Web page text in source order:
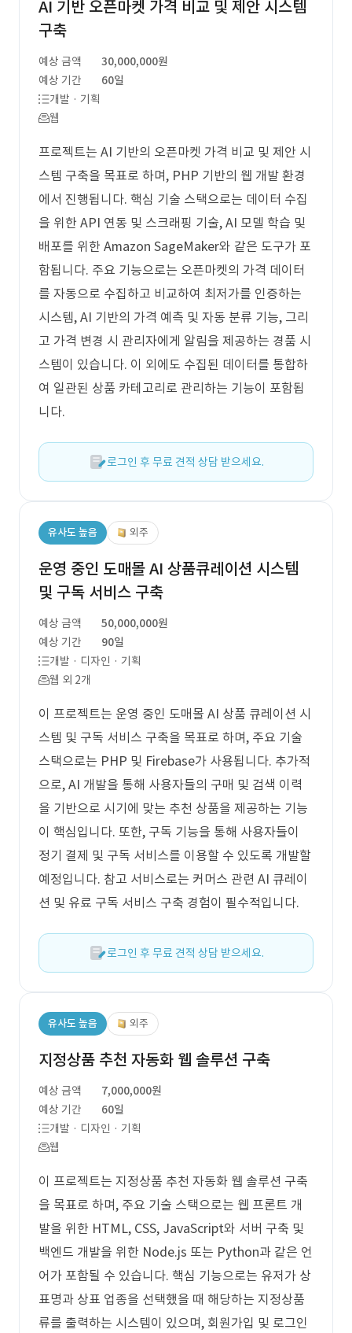
AI 기반 오픈마켓 가격 비교 및 제안 시스템
구축
예상 금액
30,000,000원
예상 기간
60일
개발 · 기획
웹
프로젝트는 AI 기반의 오픈마켓 가격 비교 및 제안 시
스템 구축을 목표로 하며, PHP 기반의 웹 개발 환경
에서 진행됩니다. 핵심 기술 스택으로는 데이터 수집
을 위한 API 연동 및 스크래핑 기술, AI 모델 학습 및
배포를 위한 Amazon SageMaker와 같은 도구가 포
함됩니다. 주요 기능으로는 오픈마켓의 가격 데이터
를 자동으로 수집하고 비교하여 최저가를 인증하는
시스템, AI 기반의 가격 예측 및 자동 분류 기능, 그리
고 가격 변경 시 관리자에게 알림을 제공하는 경품 시
스템이 있습니다. 이 외에도 수집된 데이터를 통합하
여 일관된 상품 카테고리로 관리하는 기능이 포함됩
니다.
로그인 후 무료 견적 상담 받으세요.
유사도 높음 외주
운영 중인 도매몰 AI 상품큐레이션 시스템
및 구독 서비스 구축
예상 금액
50,000,000원
예상 기간
90일
개발 · 디자인 · 기획
웹 외 2개
이 프로젝트는 운영 중인 도매몰 AI 상품 큐레이션 시
스템 및 구독 서비스 구축을 목표로 하며, 주요 기술
스택으로는 PHP 및 Firebase가 사용됩니다. 추가적
으로, AI 개발을 통해 사용자들의 구매 및 검색 이력
을 기반으로 시기에 맞는 추천 상품을 제공하는 기능
이 핵심입니다. 또한, 구독 기능을 통해 사용자들이
정기 결제 및 구독 서비스를 이용할 수 있도록 개발할
예정입니다. 참고 서비스로는 커머스 관련 AI 큐레이
션 및 유료 구독 서비스 구축 경험이 필수적입니다.
로그인 후 무료 견적 상담 받으세요.
유사도 높음 외주
지정상품 추천 자동화 웹 솔루션 구축
예상 금액
7,000,000원
예상 기간
60일
개발 · 디자인 · 기획
웹
이 프로젝트는 지정상품 추천 자동화 웹 솔루션 구축
을 목표로 하며, 주요 기술 스택으로는 웹 프론트 개
발을 위한 HTML, CSS, JavaScript와 서버 구축 및
백엔드 개발을 위한 Node.js 또는 Python과 같은 언
어가 포함될 수 있습니다. 핵심 기능으로는 유저가 상
표명과 상표 업종을 선택했을 때 해당하는 지정상품
류를 출력하는 시스템이 있으며, 회원가입 및 로그인